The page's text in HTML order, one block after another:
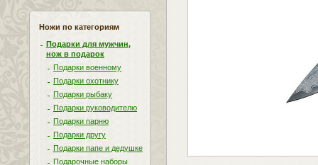
Ножи по категориям
Подарки для мужчин,
нож в подарок
Подарки военному
Подарки охотнику
Подарки рыбаку
Подарки руководителю
Подарки парню
Подарки другу
Подарки папе и дедушке
Подарочные наборы